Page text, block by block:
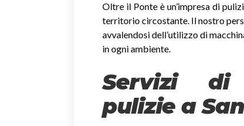
Oltre il Ponte è un’impresa di
territorio circostante. Il nostro
avvalendosi dell’utilizzo di
in ogni ambiente.
Servizi di
pulizie a